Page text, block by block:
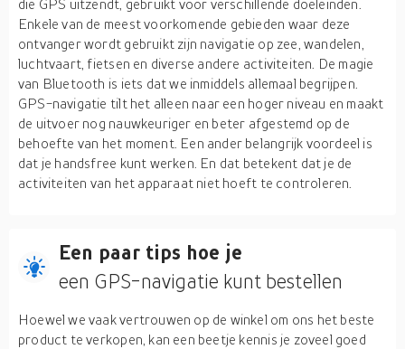
die GPS uitzendt, gebruikt voor verschillende doeleinden.
Enkele van de meest voorkomende gebieden waar deze
ontvanger wordt gebruikt zijn navigatie op zee, wandelen,
luchtvaart, fietsen en diverse andere activiteiten. De magie
van Bluetooth is iets dat we inmiddels allemaal begrijpen.
GPS-navigatie tilt het alleen naar een hoger niveau en maakt
de uitvoer nog nauwkeuriger en beter afgestemd op de
behoefte van het moment. Een ander belangrijk voordeel is
dat je handsfree kunt werken. En dat betekent dat je de
activiteiten van het apparaat niet hoeft te controleren.
Een paar tips hoe je
een GPS-navigatie kunt bestellen
Hoewel we vaak vertrouwen op de winkel om ons het beste
product te verkopen, kan een beetje kennis je zoveel goed